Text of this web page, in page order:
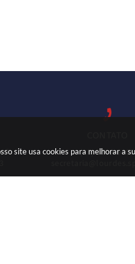
site usa cookies para melhorar a
(18) 3699-9000